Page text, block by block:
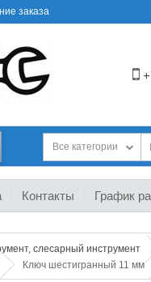
заказа
Все категории
Контакты График
слесарный инструмент
Ключ шестигранный 11 мм